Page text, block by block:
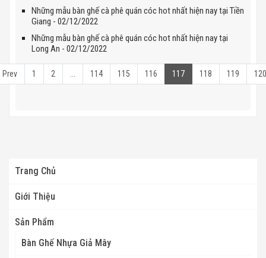
Những mẫu bàn ghế cà phê quán cóc hot nhất hiện nay tại Tiền
Giang - 02/12/2022
Những mẫu bàn ghế cà phê quán cóc hot nhất hiện nay tại
Long An - 02/12/2022
Prev 1 2 114 115 116 117 118 119 120
Trang Chủ
Giới Thiệu
Sản Phẩm
Bàn Ghế Nhựa Giả Mây